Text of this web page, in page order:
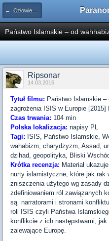
← Człowiek i Planeta
Państwo Islamskie – od
Ripsonar
14.03.2016
Tytuł filmu: Państwo Islamskie –
zagrożenia ISIS w Europie [2015]
Czas trwania: 104 min
Polska lokalizacja: napisy PL
Tagi: ISIS, Państwo Islamskie,
wahabizm, charydżyzm, Assad,
dzihad, geopolityka, Bliski
Krótka recenzja: Materiał
nurty islamistyczne, które jak rak
zniszczenia użytego wg zasady
zdefiniowaniem ról zawiązanych
są narratorami i stronami
roli ISIS czyli Państwa
konflikcie z ich następstwami,
zalewające Europę.